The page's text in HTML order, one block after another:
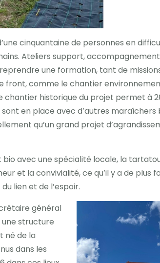
cinquantaine de personnes en
Ateliers support,
une formation, tant de
front, comme le chantier
chantier historique du projet permet à
en place avec d’autres maraîchers
qu’un grand projet
avec une spécialité locale, la
et la convivialité, ce qu’il y a de plus
lien et de l’espoir.
général
une structure
né de la
dans les